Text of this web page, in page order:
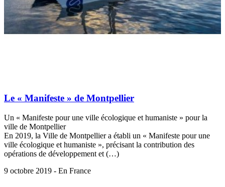
Le « Manifeste » de Montpellier
Un « Manifeste pour une ville écologique et humaniste » pour la
ville de Montpellier
En 2019, la Ville de Montpellier a établi un « Manifeste pour une
ville écologique et humaniste », précisant la contribution des
opérations de développement et (…)
9 octobre 2019 - En France